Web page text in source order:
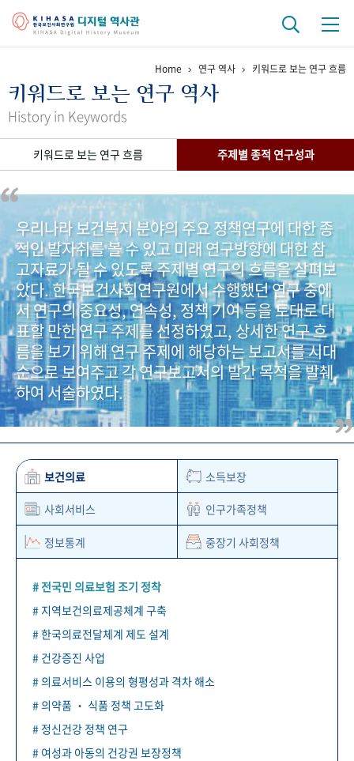
걸어온 길 기관 변천사 역대 기관장
연구 역사
간행물 변천사
기록물 아카이브
사진 아카이브 문서 기록물 행정박물 영상 기록물
50+1 주년 기념
성과 50선 숫자로 보는 50년 50+1주년 광장
세계와 함께 한 KIHASA
VR 역사관
Home 연구 역사 키워드로 보는 연구 흐름
키워드로 보는 연구 역사
History in Keywords
키워드로 보는 연구 흐름 주제별 종적 연구성과
우리나라 보건복지 분야의 주요 정책연구에 대한 종
적인 발자취를 볼 수 있고 미래 연구방향에 대한 참
고자료가 될 수 있도록 주제별 연구의 흐름을 살펴보
았다. 한국보건사회연구원에서 수행했던 연구 중에
서 연구의 중요성, 연속성, 정책 기여 등을 토대로 대
표할 만한 연구 주제를 선정하였고, 상세한 연구 흐
름을 보기 위해 연구 주제에 해당하는 보고서를 시대
순으로 보여주고 각 연구보고서의 발간 목적을 발췌
하여 서술하였다.
보건의료 소득보장
사회서비스 인구가족정책
정보통계 중장기 사회정책
# 전국민 의료보험 조기 정착
# 지역보건의료제공체계 구축
# 한국의료전달체계 제도 설계
# 건강증진 사업
# 의료서비스 이용의 형평성과 격차 해소
# 의약품 ‧ 식품 정책 고도화
# 정신건강 정책 연구
# 여성과 아동의 건강권 보장정책